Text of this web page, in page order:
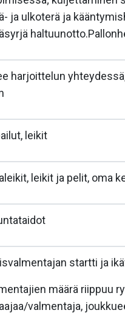
ja ulkoterä ja
harjoittelun
leikit
leikit ja pelit, oma
startti ja
määrä riippuu
valmentaja,